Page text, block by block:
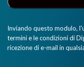
Inviando questo modulo,
termini e le condizioni di
ricezione di e-mail in